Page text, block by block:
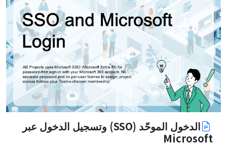
الدخول الموحّد (SSO) وتسجيل الدخول عبر
Microsoft